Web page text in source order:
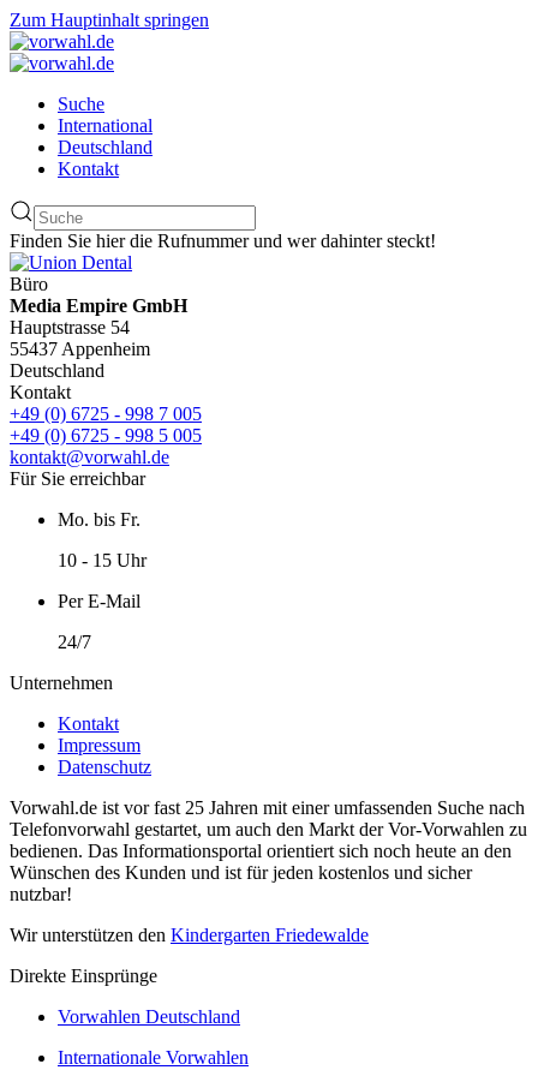
Zum Hauptinhalt springen
Suche
International
Deutschland
Kontakt
Finden Sie hier die Rufnummer und wer dahinter steckt!
Büro
Media Empire GmbH
Hauptstrasse 54
55437 Appenheim
Deutschland
Kontakt
+49 (0) 6725 - 998 7 005
+49 (0) 6725 - 998 5 005
kontakt@vorwahl.de
Für Sie erreichbar
Mo. bis Fr.
10 - 15 Uhr
Per E-Mail
24/7
Unternehmen
Kontakt
Impressum
Datenschutz
Vorwahl.de ist vor fast 25 Jahren mit einer umfassenden Suche nach
Telefonvorwahl gestartet, um auch den Markt der Vor-Vorwahlen zu
bedienen. Das Informationsportal orientiert sich noch heute an den
Wünschen des Kunden und ist für jeden kostenlos und sicher
nutzbar!
Wir unterstützen den Kindergarten Friedewalde
Direkte Einsprünge
Vorwahlen Deutschland
Internationale Vorwahlen